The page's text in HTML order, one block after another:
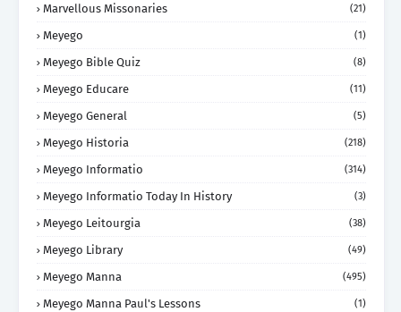
Marvellous Missonaries (21)
Meyego (1)
Meyego Bible Quiz (8)
Meyego Educare (11)
Meyego General (5)
Meyego Historia (218)
Meyego Informatio (314)
Meyego Informatio Today In History (3)
Meyego Leitourgia (38)
Meyego Library (49)
Meyego Manna (495)
Meyego Manna Paul's Lessons (1)